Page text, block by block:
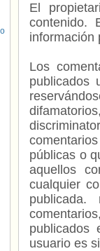
El
contenido.
información
Los
publicados
públicas o
aquellos
cualquier
usuario es